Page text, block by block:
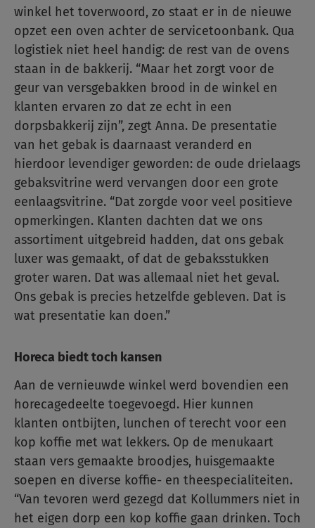
winkel het toverwoord, zo staat er in de nieuwe
opzet een oven achter de servicetoonbank. Qua
logistiek niet heel handig: de rest van de ovens
staan in de bakkerij. “Maar het zorgt voor de
geur van versgebakken brood in de winkel en
klanten ervaren zo dat ze echt in een
dorpsbakkerij zijn”, zegt Anna. De presentatie
van het gebak is daarnaast veranderd en
hierdoor levendiger geworden: de oude drielaags
gebaksvitrine werd vervangen door een grote
eenlaagsvitrine. “Dat zorgde voor veel positieve
opmerkingen. Klanten dachten dat we ons
assortiment uitgebreid hadden, dat ons gebak
luxer was gemaakt, of dat de gebaksstukken
groter waren. Dat was allemaal niet het geval.
Ons gebak is precies hetzelfde gebleven. Dat is
wat presentatie kan doen.”
Horeca biedt toch kansen
Aan de vernieuwde winkel werd bovendien een
horecagedeelte toegevoegd. Hier kunnen
klanten ontbijten, lunchen of terecht voor een
kop koffie met wat lekkers. Op de menukaart
staan vers gemaakte broodjes, huisgemaakte
soepen en diverse koffie- en theespecialiteiten.
“Van tevoren werd gezegd dat Kollummers niet in
het eigen dorp een kop koffie gaan drinken. Toch